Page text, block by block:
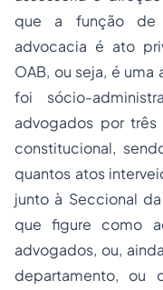
que a função de
advocacia é ato
OAB, ou seja, é
foi sócio-
advogados por três
constitucional,
quantos atos
junto à Seccional
que figure como
advogados, ou,
departamento, ou